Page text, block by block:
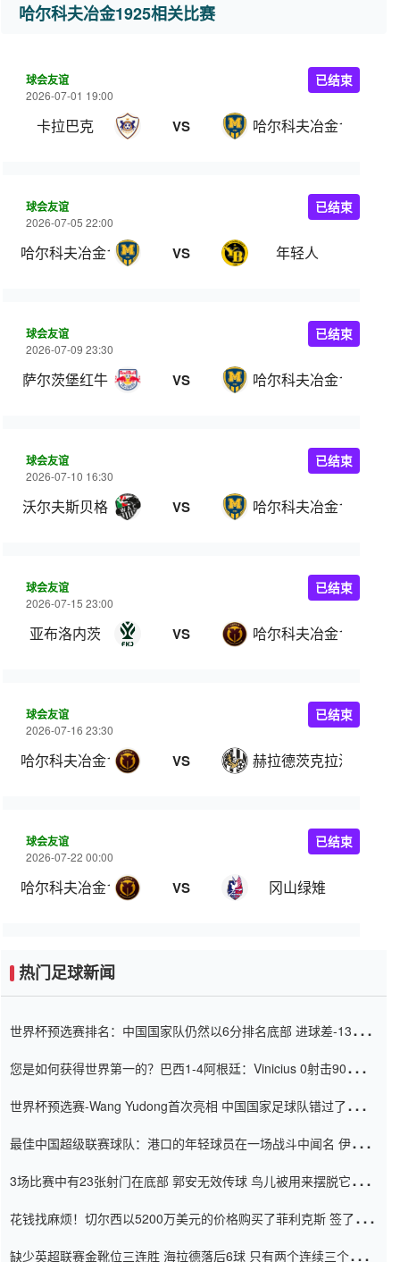
哈尔科夫冶金1925相关比赛
球会友谊
2026-07-01 19:00
卡拉巴克 VS 哈尔科夫冶金1925
已结束
球会友谊
2026-07-05 22:00
哈尔科夫冶金1925 VS 年轻人
已结束
球会友谊
2026-07-09 23:30
萨尔茨堡红牛 VS 哈尔科夫冶金1925
已结束
球会友谊
2026-07-10 16:30
沃尔夫斯贝格 VS 哈尔科夫冶金1925
已结束
球会友谊
2026-07-15 23:00
亚布洛内茨 VS 哈尔科夫冶金1925
已结束
球会友谊
2026-07-16 23:30
哈尔科夫冶金1925 VS 赫拉德茨克拉洛韦
已结束
球会友谊
2026-07-22 00:00
哈尔科夫冶金1925 VS 冈山绿雉
已结束
热门足球新闻
世界杯预选赛排名：中国国家队仍然以6分排名底部 进球差-13令人
您是如何获得世界第一的？巴西1-4阿根廷：Vinicius 0射击90分钟
世界杯预选赛-Wang Yudong首次亮相 中国国家足球队错过了世界
最佳中国超级联赛球队：港口的年轻球员在一场战斗中闻名 伊万放
3场比赛中有23张射门在底部 郭安无效传球 鸟儿被用来摆脱它
花钱找麻烦！切尔西以5200万美元的价格购买了菲利克斯 签了7年
缺少英超联赛金靴位三连胜 海拉德落后6球 只有两个连续三个连续